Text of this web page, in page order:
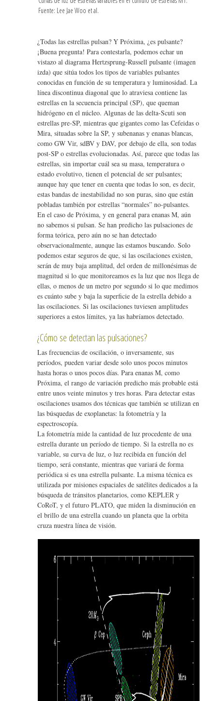
Fuente: Lee Jae Woo et al.
¿Todas las estrellas pulsan? Y Próxima, ¿es pulsante?
¡Buena pregunta! Para contestarla, podemos echar un
vistazo al diagrama Hertzsprung-Russell pulsante (imagen
izda) que sitúa todos los tipos de variables pulsantes
conocidas en función de su temperatura y luminosidad. La
línea discontinua diagonal que lo atraviesa contiene las
estrellas en la secuencia principal (SP), que queman
hidrógeno en el núcleo. Algunas de las delta-Scuti son
estrellas pre-SP, mientras que gigantes como las Cefeidas o
Mira, situadas sobre la SP, y subenanas y enanas blancas,
como GW Vir, sdBV y DAV, por debajo de ella, son todas
post-SP o estrellas evolucionadas. Así, parece que todas las
estrellas, sin importar cuál sea su masa, temperatura o
estado evolutivo, tienen el potencial de ser pulsantes;
aunque hay que tener en cuenta que todas lo son, es decir,
estas bandas de inestabilidad no son puras, sino que están
pobladas también por estrellas “normales” no-pulsantes.
En el caso de Próxima, y en general para enanas M, aún
no sabemos si pulsan. Se han predicho las pulsaciones de
forma teórica, pero aún no se han detectado
observacionalmente, aunque las estamos buscando. Solo
podemos estar seguros de que, si las oscilaciones existen,
serán de muy baja amplitud, del orden de millonésimas de
magnitud si lo que monitoreamos es la luz que nos llega de
ellas, o menos de un metro por segundo si lo que medimos
es cuánto sube y baja la superficie de la estrella debido a
las oscilaciones. Si las oscilaciones tuviesen amplitudes
superiores a estos límites, ya las habríamos detectado.
¿Cómo se detectan las pulsaciones?
Las frecuencias de oscilación, o inversamente, sus
períodos, pueden variar desde solo unos pocos minutos
hasta horas o unos pocos días. Para enanas M, como
Próxima, el rango de variación predicho más probable está
entre unos veinte minutos y tres horas. Para detectar estas
oscilaciones usamos dos técnicas que también se utilizan en
las búsquedas de exoplanetas: la fotometría y la
espectroscopía.
La fotometría mide la cantidad de luz procedente de una
estrella durante un período de tiempo. Si la estrella no es
variable, su curva de luz, o luz recibida en función del
tiempo, será constante, mientras que variará de forma
periódica si es una estrella pulsante. La misma técnica es
utilizada por misiones espaciales de satélites dedicados a la
búsqueda de tránsitos planetarios, como KEPLER y
CoRoT, y el futuro PLATO, que miden la disminución en
el brillo de una estrella cuando un planeta que la orbita
cruza nuestra línea de visión.